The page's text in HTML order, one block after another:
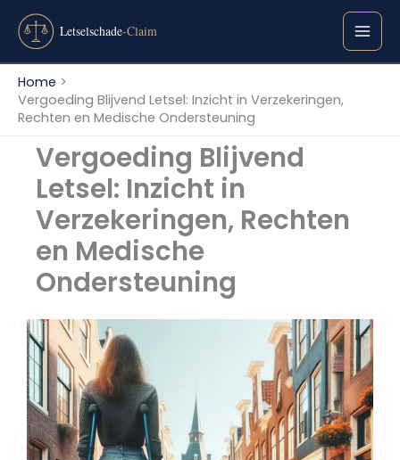
naar
inhoudHome
Vergoeding Blijvend Letsel: Inzicht in Verzekeringen,
Rechten en Medische Ondersteuning
Vergoeding Blijvend
Letsel: Inzicht in
Verzekeringen, Rechten
en Medische
Ondersteuning